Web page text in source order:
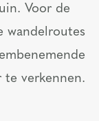
Voor de
wandelroutes
te verkennen.